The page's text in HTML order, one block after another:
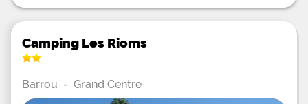
Camping Les Rioms
Barrou - Grand Centre